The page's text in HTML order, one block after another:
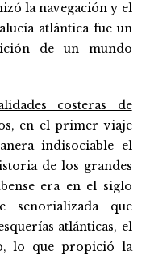
la navegación y el
atlántica fue un
de un mundo
costeras de
en el primer viaje
indisociable el
de los grandes
era en el siglo
señorializada que
atlánticas, el
lo que propició la